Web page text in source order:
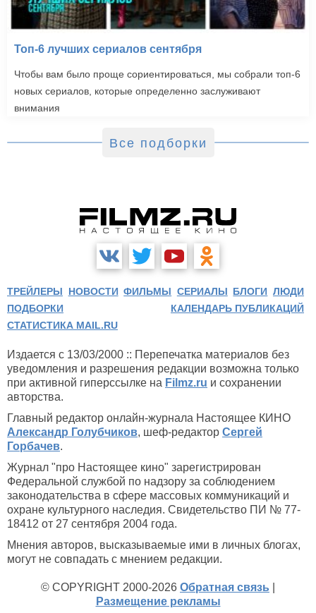
Топ-6 лучших сериалов сентября
Чтобы вам было проще сориентироваться, мы собрали топ-6
новых сериалов, которые определенно заслуживают
внимания
Все подборки
ТРЕЙЛЕРЫ НОВОСТИ ФИЛЬМЫ СЕРИАЛЫ БЛОГИ ЛЮДИ
ПОДБОРКИ
КАЛЕНДАРЬ ПУБЛИКАЦИЙ
СТАТИСТИКА MAIL.RU
Издается с 13/03/2000 :: Перепечатка материалов без
уведомления и разрешения редакции возможна только
при активной гиперссылке на Filmz.ru и сохранении
авторства.
Главный редактор онлайн-журнала Настоящее КИНО
Александр Голубчиков, шеф-редактор Сергей
Горбачев.
Журнал "про Настоящее кино" зарегистрирован
Федеральной службой по надзору за соблюдением
законодательства в сфере массовых коммуникаций и
охране культурного наследия. Свидетельство ПИ № 77-
18412 от 27 сентября 2004 года.
Мнения авторов, высказываемые ими в личных блогах,
могут не совпадать с мнением редакции.
© COPYRIGHT 2000-2026 Обратная связь
Размещение рекламы